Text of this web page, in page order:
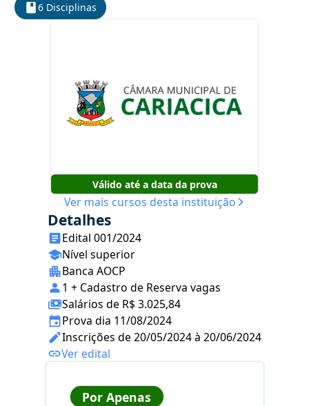
6 Disciplinas
Válido até a data da prova
Ver mais cursos desta instituição
Detalhes
Edital 001/2024
Nível superior
Banca AOCP
1 + Cadastro de Reserva vagas
Salários de R$ 3.025,84
Prova dia 11/08/2024
Inscrições de 20/05/2024 à 20/06/2024
Ver edital
Por Apenas